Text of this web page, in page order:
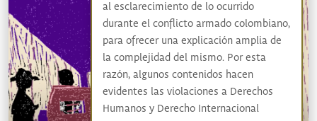
al esclarecimiento de lo ocurrido
durante el conflicto armado colombiano,
para ofrecer una explicación amplia de
la complejidad del mismo. Por esta
razón, algunos contenidos hacen
evidentes las violaciones a Derechos
Humanos y Derecho Internacional